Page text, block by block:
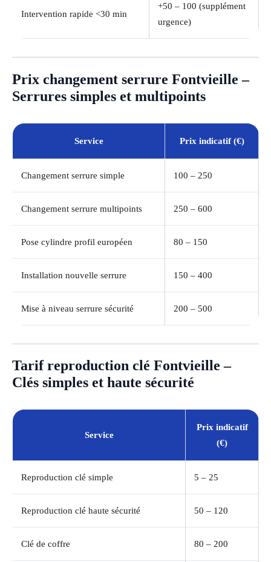
Intervention rapide <30 min
+50 – 100 (supplément
urgence)
Prix changement serrure Fontvieille –
Serrures simples et multipoints
Service Prix indicatif (€)
Changement serrure simple 100 – 250
Changement serrure multipoints 250 – 600
Pose cylindre profil européen 80 – 150
Installation nouvelle serrure 150 – 400
Mise à niveau serrure sécurité 200 – 500
Tarif reproduction clé Fontvieille –
Clés simples et haute sécurité
Service
Prix indicatif
(€)
Reproduction clé simple 5 – 25
Reproduction clé haute sécurité 50 – 120
Clé de coffre 80 – 200